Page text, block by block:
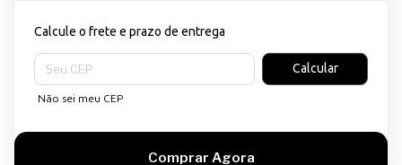
Calcule o frete e prazo de entrega
Entregas para o CEP:
Calcular
Não sei meu CEP